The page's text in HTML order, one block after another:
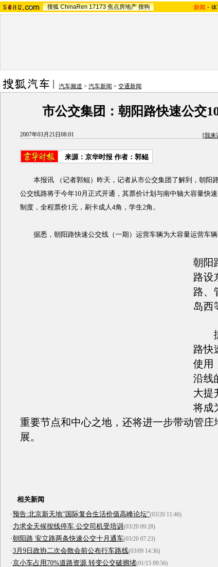
搜狐 ChinaRen 17173 焦点房地产 搜狗 新闻 -
汽车频道 > 汽车新闻 > 交通新闻
市公交集团：朝阳路快速公交
2007年03月21日08:01 [我来
来源：京华时报 作者：郭鲲
本报讯 （记者郭鲲）昨天，记者从市公交集团了解到，朝阳
公交线路将于今年10月正式开通，其票价计划与南中轴大容量快
制度，全程票价1元，刷卡成人4角，学生2角。
据悉，朝阳路快速公交线（一期）运营车辆为大容量运营车
朝阳
路设
路、
岛西
据
路快
使用
沿线
大提
将成
重要节点和中心之地，还将进一步带动管庄
展。
相关新闻
·预告:北京新天地"国际复合生活价值高峰论坛"(03/20 11:46)
·力求全天候按线停车 公交司机受培训 (03/20 09:28)
·朝阳路 安立路两条快速公交十月通车(03/20 07:23)
·3月9日政协二次会散会前公布行车路线(03/09 14:36)
·京小车占用70%道路资源 转变公交破拥堵(01/15 09:56)